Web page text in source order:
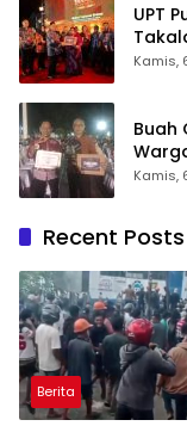
UPT
Kamis,
Buah
Kamis,
Recent Posts
Berita